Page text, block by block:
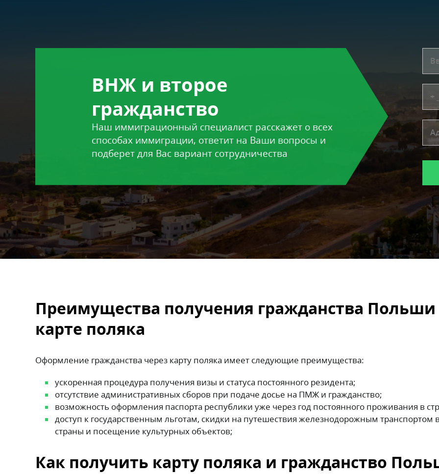
ВНЖ и второе
гражданство
Наш иммиграционный специалист расскажет о всех
способах иммиграции, ответит на Ваши вопросы и
подберет для Вас вариант сотрудничества
Преимущества получения гражданства Польши
карте поляка
Оформление гражданства через карту поляка имеет следующие преимущества:
ускоренная процедура получения визы и статуса постоянного резидента;
отсутствие административных сборов при подаче досье на ПМЖ и гражданство;
возможность оформления паспорта республики уже через год постоянного проживания в
доступ к государственным льготам, скидки на путешествия железнодорожным транспортом
страны и посещение культурных объектов;
Как получить карту поляка и гражданство